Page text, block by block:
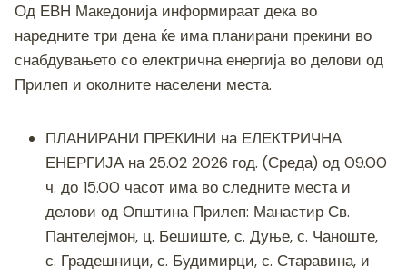
c
e
b
o
k
tt
er
ss
e
n
er
er e
gr
a
at
s
A
p
p
y
k
ai
l e
Од ЕВН Македонија информираат дека во
наредните три дена ќе има планирани прекини во
снабдувањето со електрична енергија во делови од
Прилеп и околните населени места.
ПЛАНИРАНИ ПРЕКИНИ на ЕЛЕКТРИЧНА
ЕНЕРГИЈА на 25.02 2026 год. (Среда) од 09.00
ч. до 15.00 часот има во следните места и
делови од Општина Прилеп: Манастир Св.
Пантелејмон, ц. Бешиште, с. Дуње, с. Чаноште,
с. Градешници, с. Будимирци, с. Старавина, и